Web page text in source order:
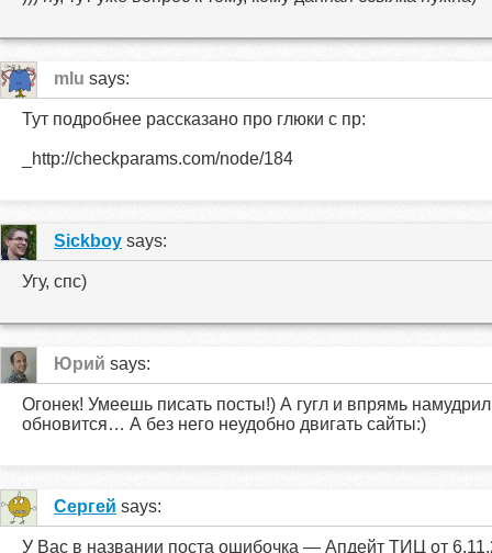
mlu says:
Тут подробнее рассказано про глюки с пр:
_http://checkparams.com/node/184
Sickboy says:
Угу, спс)
Юрий says:
Огонек! Умеешь писать посты!) А гугл и впрямь
обновится… А без него неудобно двигать сайты:)
Сергей says:
У Вас в названии поста ошибочка — Апдейт ТИЦ от